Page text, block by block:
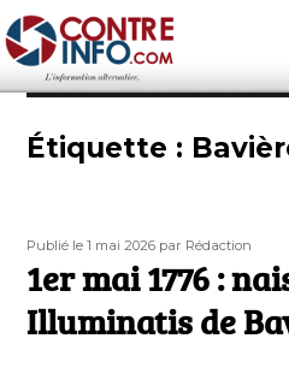
Contre-Info
Étiquette :
Publié
le
Publié le 1 mai 2026 Auteur
par Rédaction
1er mai 1776 :
Illuminatis de